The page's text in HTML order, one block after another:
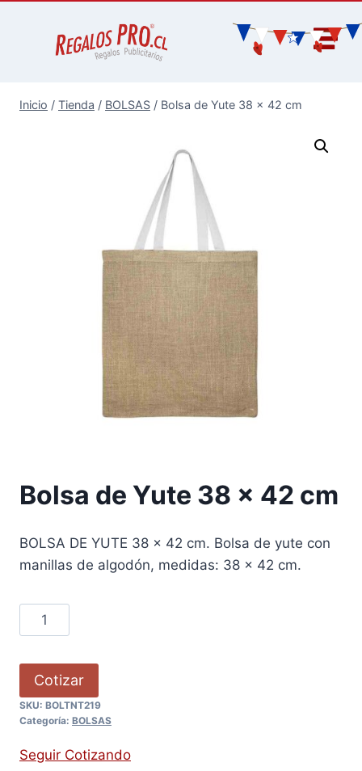
Inicio / Tienda / BOLSAS / Bolsa de Yute 38 x 42 cm
Bolsa de Yute 38 x 42 cm
BOLSA DE YUTE 38 x 42 cm. Bolsa de yute con
manillas de algodón, medidas: 38 x 42 cm.
Cotizar
SKU: BOLTNT219
Categoría: BOLSAS
Seguir Cotizando